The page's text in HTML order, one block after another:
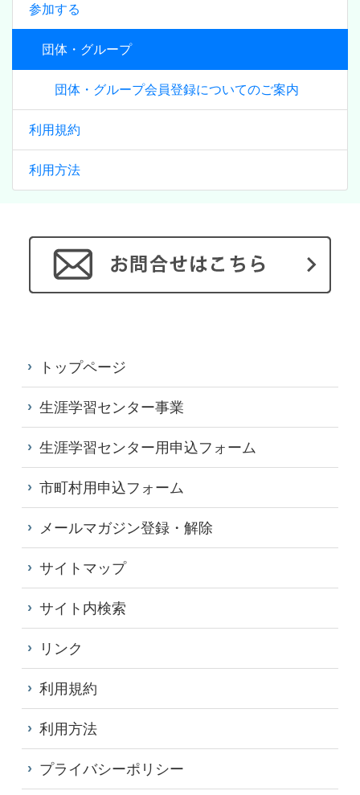
参加する
団体・グループ
団体・グループ会員登録についてのご案内
利用規約
利用方法
トップページ
生涯学習センター事業
生涯学習センター用申込フォーム
市町村用申込フォーム
メールマガジン登録・解除
サイトマップ
サイト内検索
リンク
利用規約
利用方法
プライバシーポリシー